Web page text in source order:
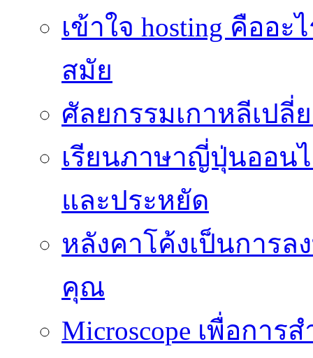
เข้าใจ hosting คืออ
สมัย
ศัลยกรรมเกาหลีเปลี่
เรียนภาษาญี่ปุ่นออน
และประหยัด
หลังคาโค้งเป็นการ
คุณ
Microscope เพื่อกา